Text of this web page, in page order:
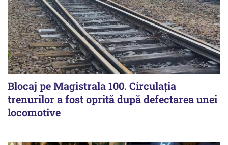
Blocaj pe Magistrala 100. Circulația
trenurilor a fost oprită după defectarea unei
locomotive